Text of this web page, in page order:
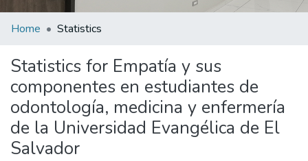
Home Statistics
Statistics for Empatía y sus
componentes en estudiantes de
odontología, medicina y enfermería
de la Universidad Evangélica de El
Salvador